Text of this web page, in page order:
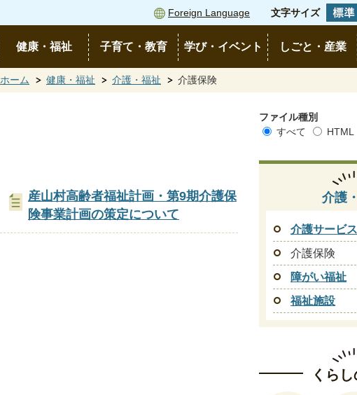
Foreign Language 文字サイズ
健康・福祉 子育て・教育 学び・イベント しごと・産業
ホーム 健康・福祉 介護・福祉 介護保険
産山村高齢者福祉計画・第9期介護保
険事業計画の策定について
ファイル種別
すべて
HTML
介護
介護サービス
介護保険
障がい福祉
福祉施設
くら